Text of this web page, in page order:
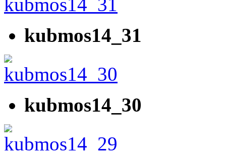
kubmos14_31
kubmos14_30